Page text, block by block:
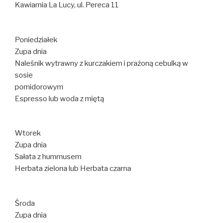
Kawiarnia La Lucy, ul. Pereca 11
Poniedziałek
Zupa dnia
Naleśnik wytrawny z kurczakiem i prażoną cebulką w
sosie
pomidorowym
Espresso lub woda z miętą
Wtorek
Zupa dnia
Sałata z hummusem
Herbata zielona lub Herbata czarna
Środa
Zupa dnia